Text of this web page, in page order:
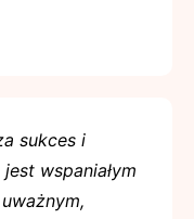
sukces i
wspaniałym